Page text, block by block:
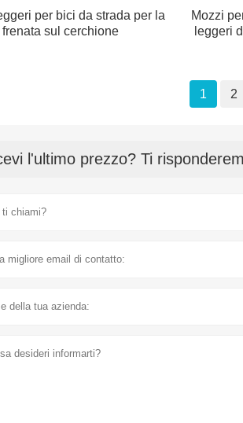
per bici da strada per la
frenata sul cerchione
Mozzi
leggeri
1 2
l'ultimo prezzo? Ti